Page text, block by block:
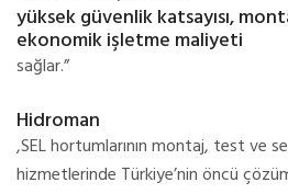
yüksek güvenlik katsayısı,
ekonomik işletme maliyeti
sağlar.”
Hidroman
,SEL hortumlarının montaj, test ve
hizmetlerinde Türkiye’nin öncü